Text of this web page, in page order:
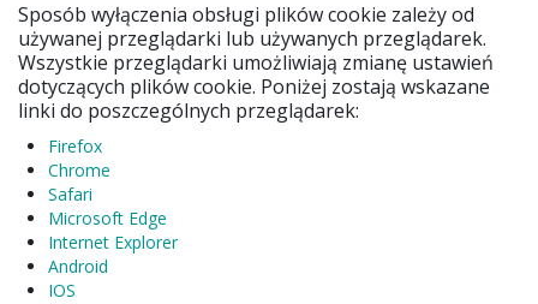
Sposób wyłączenia obsługi plików cookie zależy od
używanej przeglądarki lub używanych przeglądarek.
Wszystkie przeglądarki umożliwiają zmianę ustawień
dotyczących plików cookie. Poniżej zostają wskazane
linki do poszczególnych przeglądarek:
Firefox
Chrome
Safari
Microsoft Edge
Internet Explorer
Android
IOS